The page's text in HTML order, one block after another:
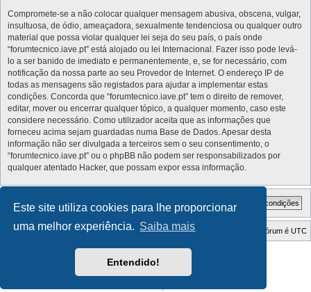
Este site utiliza cookies para lhe proporcionar
uma melhor experiência. Saiba mais
Entendido!
Compromete-se a não colocar qualquer mensagem abusiva, obscena, vulgar,
insultuosa, de ódio, ameaçadora, sexualmente tendenciosa ou qualquer outro
material que possa violar qualquer lei seja do seu país, o país onde
“forumtecnico.iave.pt” está alojado ou lei Internacional. Fazer isso pode levá-
lo a ser banido de imediato e permanentemente, e, se for necessário, com
notificação da nossa parte ao seu Provedor de Internet. O endereço IP de
todas as mensagens são registados para ajudar a implementar estas
condições. Concorda que “forumtecnico.iave.pt” tem o direito de remover,
editar, mover ou encerrar qualquer tópico, a qualquer momento, caso este
considere necessário. Como utilizador aceita que as informações que
forneceu acima sejam guardadas numa Base de Dados. Apesar desta
informação não ser divulgada a terceiros sem o seu consentimento, o
“forumtecnico.iave.pt” ou o phpBB não podem ser responsabilizados por
qualquer atentado Hacker, que possam expor essa informação.
Índice do Fórum O Fuso Horário do Fórum é UTC
GTA game
Desenvolvido porphpBB® Forum Software © phpBB Limited
phpBB Portugal